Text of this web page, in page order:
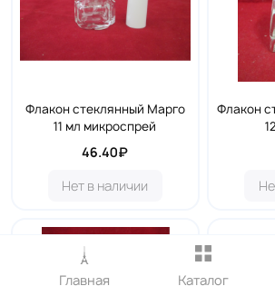
Флакон стеклянный Марго
11 мл микроспрей
46.40₽
Нет в наличии
Флакон
Главная Каталог